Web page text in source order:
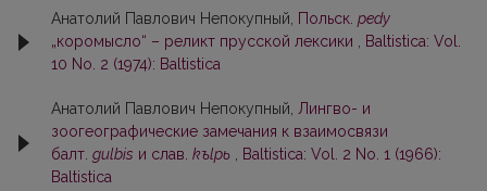
Анатолий Павлович Непокупный, Польск. pedy
„коромысло“ – реликт прусской лексики , Baltistica: Vol.
10 No. 2 (1974): Baltistica
Анатолий Павлович Непокупный, Лингво- и
зоогеографические замечания к взаимосвязи
балт. gulbis и слав. kъlpь , Baltistica: Vol. 2 No. 1 (1966):
Baltistica